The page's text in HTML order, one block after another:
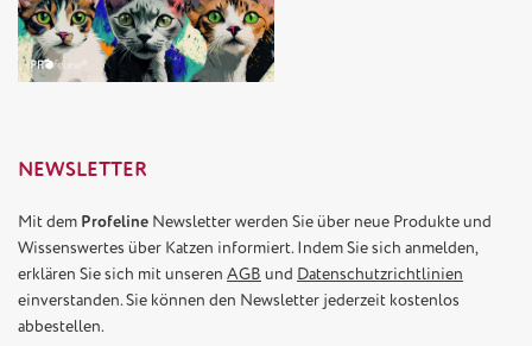
NEWSLETTER
Mit dem Profeline Newsletter werden Sie über neue Produkte und
Wissenswertes über Katzen informiert. Indem Sie sich anmelden,
erklären Sie sich mit unseren AGB und Datenschutzrichtlinien
einverstanden. Sie können den Newsletter jederzeit kostenlos
abbestellen.